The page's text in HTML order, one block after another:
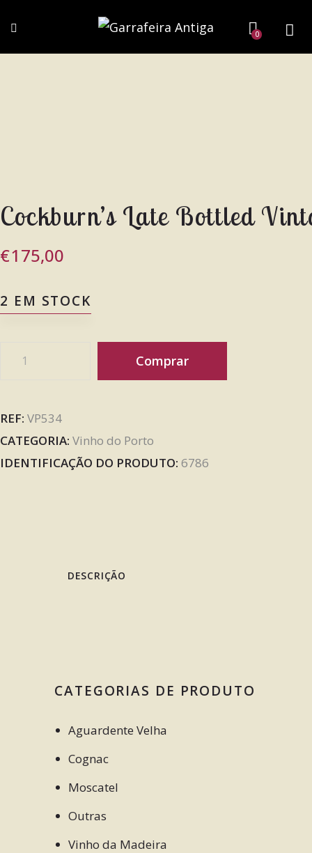
0
Cockburn’s Late Bottled
€175,00
2 EM STOCK
Comprar
REF: VP534
CATEGORIA: Vinho do Porto
IDENTIFICAÇÃO DO PRODUTO: 6786
DESCRIÇÃO
CATEGORIAS DE PRODUTO
Aguardente Velha
Cognac
Moscatel
Outras
Vinho da Madeira